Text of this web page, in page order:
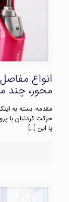
انواع
محور، چند
مقدمه: بسته به
حرکت کردنتان با
پا این[…]